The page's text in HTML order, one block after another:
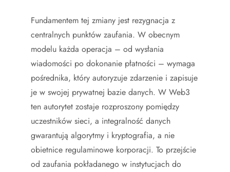
Fundamentem tej zmiany jest rezygnacja z
centralnych punktów zaufania. W obecnym
modelu każda operacja – od wysłania
wiadomości po dokonanie płatności – wymaga
pośrednika, który autoryzuje zdarzenie i zapisuje
je w swojej prywatnej bazie danych. W Web3
ten autorytet zostaje rozproszony pomiędzy
uczestników sieci, a integralność danych
gwarantują algorytmy i kryptografia, a nie
obietnice regulaminowe korporacji. To przejście
od zaufania pokładanego w instytucjach do